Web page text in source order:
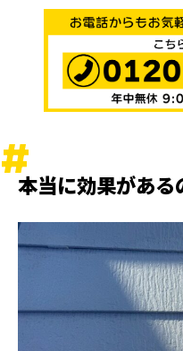
本当に効果があ